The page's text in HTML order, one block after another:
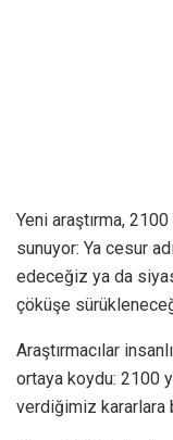
Yeni araştırma,
sunuyor: Ya cesur
edeceğiz ya da
çöküşe
Araştırmacılar
ortaya koydu: 2100
verdiğimiz kararlara